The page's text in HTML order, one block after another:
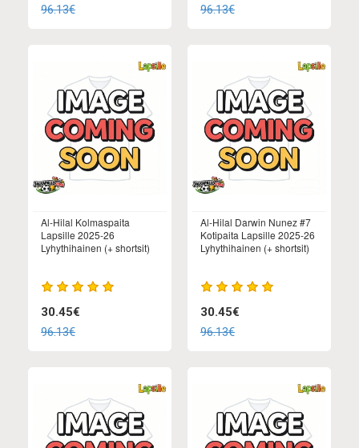
96.13€ 96.13€
Al-Hilal Kolmaspaita
Lapsille 2025-26
Lyhythihainen (+ shortsit)
30.45€
96.13€
Al-Hilal Darwin Nunez #7
Kotipaita Lapsille 2025-26
Lyhythihainen (+ shortsit)
30.45€
96.13€